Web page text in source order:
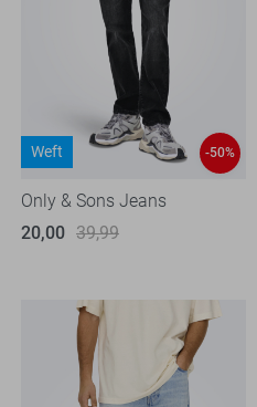
Weft -50%
Only & Sons Jeans
20,00 39,99